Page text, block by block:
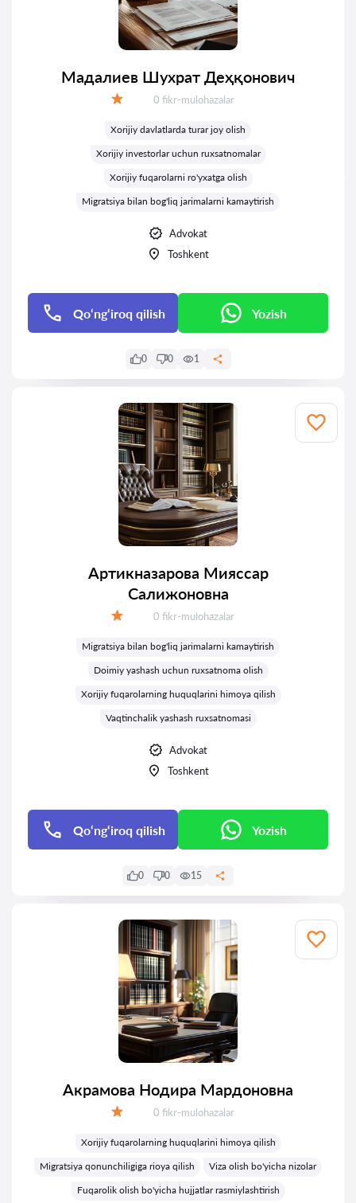
Мадалиев Шухрат Деҳқонович
Fikrlar:
0 fikr-mulohazalar
Xorijiy davlatlarda turar joy olish
Xorijiy investorlar uchun ruxsatnomalar
Xorijiy fuqarolarni ro'yxatga olish
Migratsiya bilan bog'liq jarimalarni kamaytirish
Advokat
Toshkent
Qo‘ng‘iroq qilish Yozish
0 0 1
Артикназарова Мияссар
Салижоновна
Fikrlar:
0 fikr-mulohazalar
Migratsiya bilan bog'liq jarimalarni kamaytirish
Doimiy yashash uchun ruxsatnoma olish
Xorijiy fuqarolarning huquqlarini himoya qilish
Vaqtinchalik yashash ruxsatnomasi
Advokat
Toshkent
Qo‘ng‘iroq qilish Yozish
0 0 15
Акрамова Нодира Мардоновна
Fikrlar:
0 fikr-mulohazalar
Xorijiy fuqarolarning huquqlarini himoya qilish
Migratsiya qonunchiligiga rioya qilish
Viza olish bo'yicha nizolar
Fuqarolik olish bo'yicha hujjatlar rasmiylashtirish